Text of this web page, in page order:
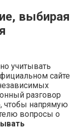
выбирая
учитывать
сайте
разговор
чтобы напрямую
вопросы о